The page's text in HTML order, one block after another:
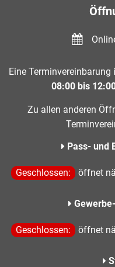
Eine Terminvereinbarung
08:00 bis
Zu allen anderen
Pass- und
Klicken, um weitere
Geschlossen: öffnet
Klicken, um weitere
Geschlossen: öffnet